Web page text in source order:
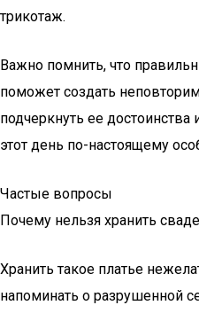
трикотаж.
Важно помнить, что
поможет создать
подчеркнуть ее достоинства
этот день по-настоящему
Частые вопросы
Почему нельзя хранить
Хранить такое платье
напоминать о разрушенной